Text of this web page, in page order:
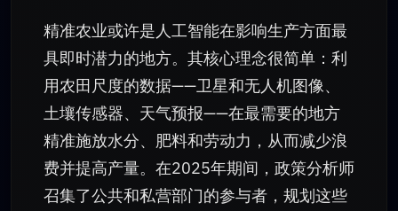
精准农业或许是人工智能在影响生产方面最
具即时潜力的地方。其核心理念很简单：利
用农田尺度的数据——卫星和无人机图像、
土壤传感器、天气预报——在最需要的地方
精准施放水分、肥料和劳动力，从而减少浪
费并提高产量。在2025年期间，政策分析师
召集了公共和私营部门的参与者，规划这些